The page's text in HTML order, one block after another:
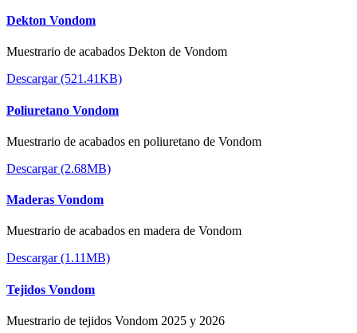
Dekton Vondom
Muestrario de acabados Dekton de Vondom
Descargar (521.41KB)
Poliuretano Vondom
Muestrario de acabados en poliuretano de Vondom
Descargar (2.68MB)
Maderas Vondom
Muestrario de acabados en madera de Vondom
Descargar (1.11MB)
Tejidos Vondom
Muestrario de tejidos Vondom 2025 y 2026